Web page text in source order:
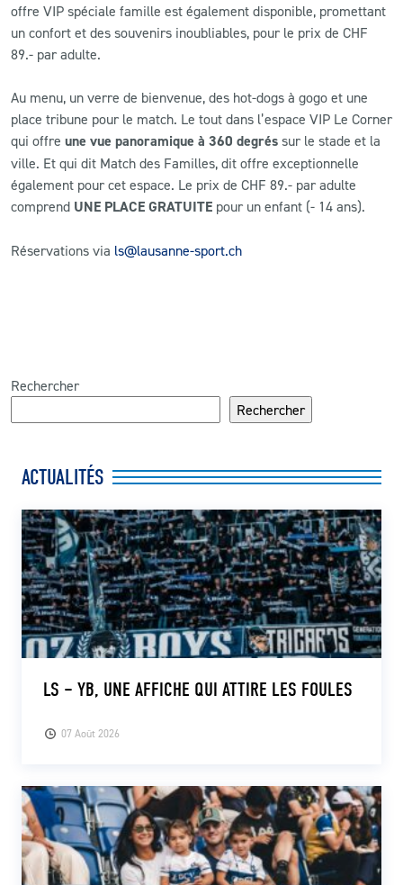
offre VIP spéciale famille est également disponible, promettant
un confort et des souvenirs inoubliables, pour le prix de CHF
89.- par adulte.
Au menu, un verre de bienvenue, des hot-dogs à gogo et une
place tribune pour le match. Le tout dans l’espace VIP Le Corner
qui offre une vue panoramique à 360 degrés sur le stade et la
ville. Et qui dit Match des Familles, dit offre exceptionnelle
également pour cet espace. Le prix de CHF 89.- par adulte
comprend UNE PLACE GRATUITE pour un enfant (- 14 ans).
Réservations via ls@lausanne-sport.ch
Rechercher
Rechercher
ACTUALITÉS
07 Août 2026
LS – YB, UNE AFFICHE QUI ATTIRE LES FOULES